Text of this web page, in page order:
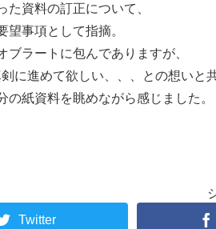
た資料の訂正について、
望事項として指摘。
ブラートに包んでありますが、
に進めて欲しい、、、との想いと共
の紙資料を眺めながら感じました。
Twitter